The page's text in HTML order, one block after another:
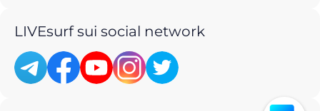
LIVEsurf sui social network